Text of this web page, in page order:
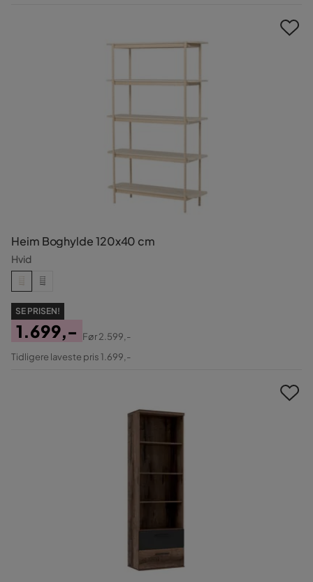
Heim Boghylde 120x40 cm
Hvid
SE PRISEN!
Pris
1.699,-
Original
Før2.599,-
Tidligere laveste pris 1.699,-